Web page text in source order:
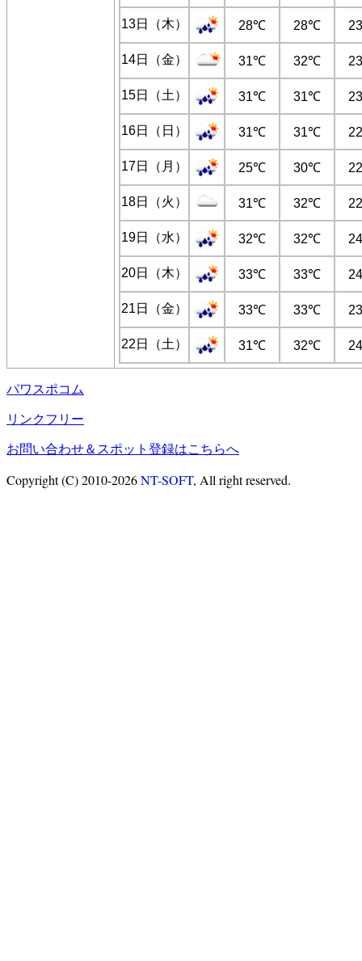
13日（木） 28℃ 28℃
14日（金） 31℃ 32℃
15日（土） 31℃ 31℃
16日（日） 31℃ 31℃
17日（月） 25℃ 30℃
18日（火） 31℃ 32℃
19日（水） 32℃ 32℃
20日（木） 33℃ 33℃
21日（金） 33℃ 33℃
22日（土） 31℃ 32℃
パワスポコム
リンクフリー
お問い合わせ＆スポット登録はこちらへ
Copyright (C) 2010-2026NT-SOFT, All right reserved.